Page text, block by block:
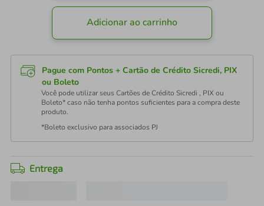
Adicionar ao carrinho
Pague com Pontos + Cartão de Crédito Sicredi, PIX
ou Boleto
Você pode utilizar seus Cartões de Crédito Sicredi , PIX ou
Boleto* caso não tenha pontos suficientes para a compra deste
produto.
*Boleto exclusivo para associados PJ
Entrega